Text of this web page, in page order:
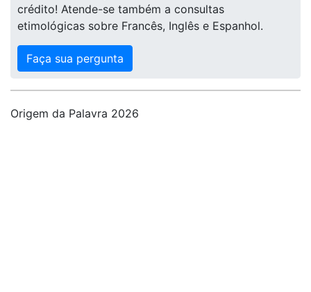
crédito! Atende-se também a consultas
etimológicas sobre Francês, Inglês e Espanhol.
Faça sua pergunta
Origem da Palavra 2026